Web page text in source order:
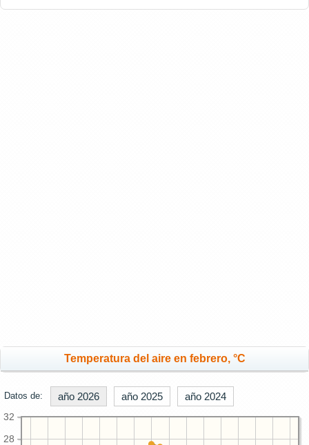
Temperatura del aire en febrero, °C
Datos de: año 2026 año 2025 año 2024
28
32